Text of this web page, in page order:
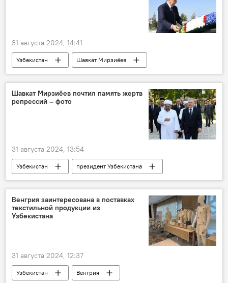
31 августа 2024, 14:41
Узбекистан
Шавкат Мирзиёев
цветы
монумент
Общество
День независимости Узбекистана
возложение венков
Шавкат Мирзиёев почтил память жертв
репрессий – фото
31 августа 2024, 13:54
Узбекистан
президент Узбекистана
Шавкат Мирзиёев
Политические репрессии
Венгрия заинтересована в поставках
текстильной продукции из
Узбекистана
31 августа 2024, 12:37
Узбекистан
Венгрия